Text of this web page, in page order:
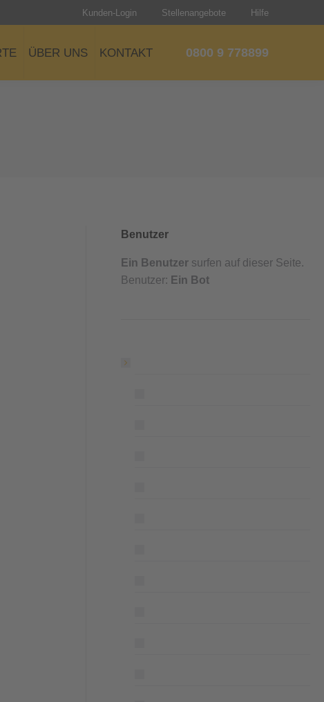
Kunden-Login Stellenangebote Hilfe
ÜBER UNS KONTAKT 0800 9 778899
Benutzer
Ein Benutzer surfen auf dieser Seite.
Benutzer: Ein Bot